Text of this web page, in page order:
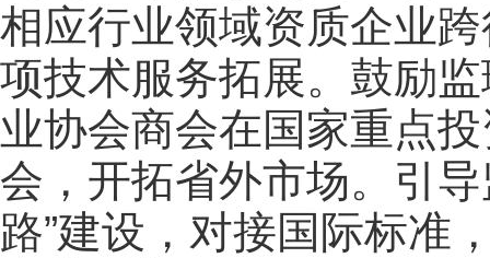
相应行业领域资质企业
项技术服务拓展。鼓励
业协会商会在国家重点
会，开拓省外市场。引
路”建设，对接国际标准